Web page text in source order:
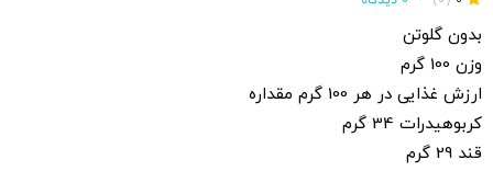
بدون گلوتن
وزن 100 گرم
ارزش غذایی در هر 100 گرم مقداره
کربوهیدرات 34 گرم
قند 29 گرم